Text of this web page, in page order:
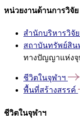
หน่วยงานด้านการวิจัย
สำนักบริหารวิจัย
สถาบันทรัพย์สิ
ทางปัญญาแห่งจุ
ชีวิตในจุฬาฯ
พื้นที่สร้างสรรค์
ชีวิตในจุฬาฯ